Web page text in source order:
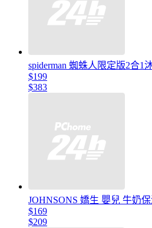
spiderman 蜘蛛人限定版2合1
$199
$383
JOHNSONS 嬌生 嬰兒 牛奶
$169
$209